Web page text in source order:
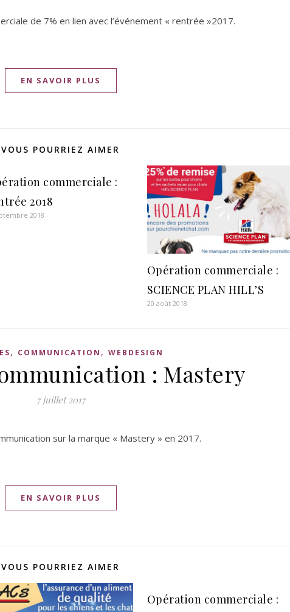
de 7% en lien avec l’événement « rentrée »2017.
EN SAVOIR PLUS
VOUS POURRIEZ AIMER
commerciale :
2018
2018
Opération commerciale :
SCIENCE PLAN HILL’S
20 août 2018
, COMMUNICATION , WEBDESIGN
: Mastery
7 juillet 2017
sur la marque « Mastery » en 2017.
EN SAVOIR PLUS
VOUS POURRIEZ AIMER
Opération commerciale :